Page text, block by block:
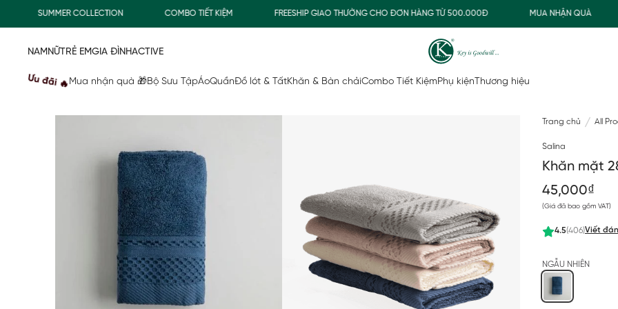
SUMMER COLLECTION COMBO TIẾT KIỆM FREESHIP GIAO THƯỜNG CHO ĐƠN HÀNG TỪ 500.000Đ MUA NHẬN QUÀ
NAMNỮTRẺ EMGIA ĐÌNHACTIVE
Ưu đãi 🔥 Mua nhận quà 🎁Bộ Sưu TậpÁoQuầnĐồ lót & TấtKhăn & Bàn chảiCombo Tiết KiệmPhụ kiện Thương hiệu
Trang chủ All
Salina
Khăn mặt
45,000₫
(Giá đã bao gồm VAT)
4.5(406)Viết
NGẪU NHIÊN